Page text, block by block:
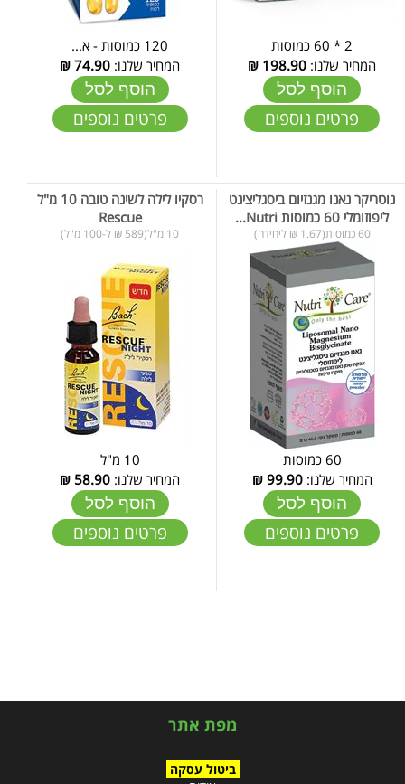
2 * 60 כמוסות
המחיר שלנו: 198.90
₪
הוסף לסל
פרטים נוספים
120 כמוסות - א...
המחיר שלנו: 74.90
₪
הוסף לסל
פרטים נוספים
נוטריקר נאנו מגנזיום ביסגליצינט
ליפוזומלי 60 כמוסות Nutri...
60 כמוסות(1.67 ₪ ליחידה)
60 כמוסות
המחיר שלנו:99.90
₪
הוסף לסל
פרטים נוספים
רסקיו לילה לשינה טובה 10 מ"ל
Rescue
10 מ"ל(589 ₪ ל-100 מ"ל)
10 מ"ל
המחיר שלנו: 58.90
₪
הוסף לסל
פרטים נוספים
מפת אתר
ביטול עסקה